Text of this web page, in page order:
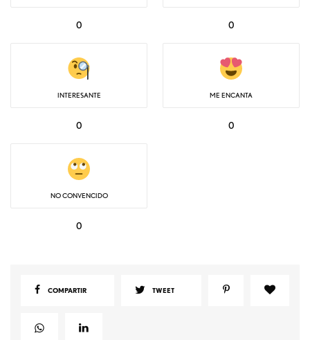
0 0
INTERESANTE
0
ME ENCANTA
0
NO CONVENCIDO
0
COMPARTIR TWEET